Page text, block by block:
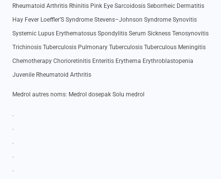
Rheumatoid Arthritis Rhinitis Pink Eye Sarcoidosis Seborrheic Dermatitis
Hay Fever Loeffler’S Syndrome Stevens–Johnson Syndrome Synovitis
Systemic Lupus Erythematosus Spondylitis Serum Sickness Tenosynovitis
Trichinosis Tuberculosis Pulmonary Tuberculosis Tuberculous Meningitis
Chemotherapy Chorioretinitis Enteritis Erythema Erythroblastopenia
Juvenile Rheumatoid Arthritis
Medrol autres noms: Medrol dosepak Solu medrol
.
.
.
.
.